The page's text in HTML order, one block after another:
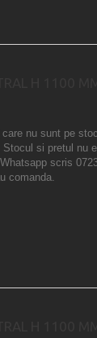
care nu sunt pe
si pretul nu
scris
comanda.